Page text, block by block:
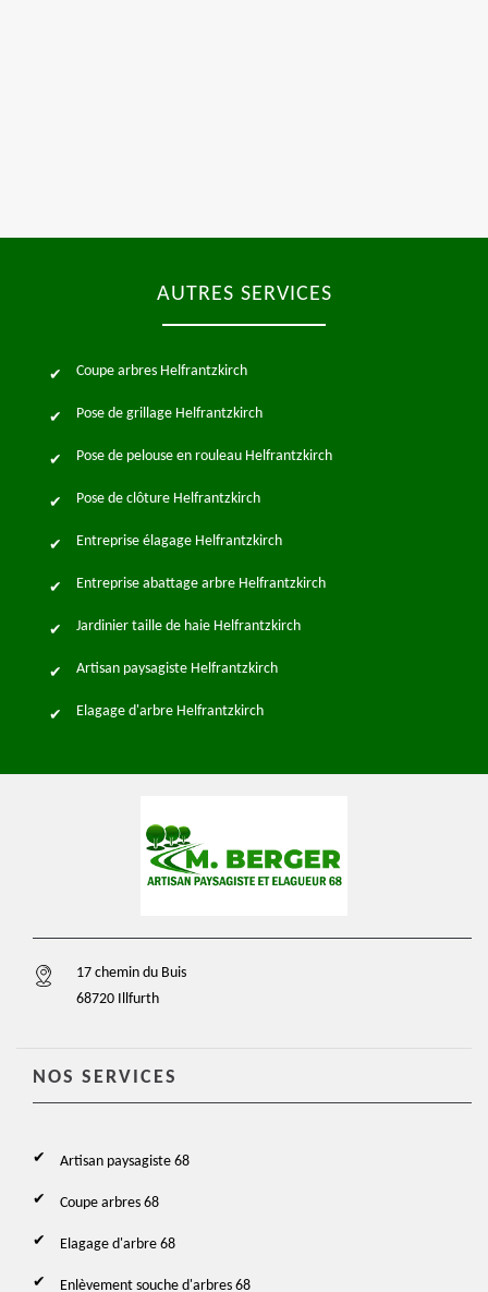
AUTRES SERVICES
Coupe arbres Helfrantzkirch
Pose de grillage Helfrantzkirch
Pose de pelouse en rouleau Helfrantzkirch
Pose de clôture Helfrantzkirch
Entreprise élagage Helfrantzkirch
Entreprise abattage arbre Helfrantzkirch
Jardinier taille de haie Helfrantzkirch
Artisan paysagiste Helfrantzkirch
Elagage d'arbre Helfrantzkirch
17 chemin du Buis
68720 Illfurth
NOS SERVICES
Artisan paysagiste 68
Coupe arbres 68
Elagage d'arbre 68
Enlèvement souche d'arbres 68